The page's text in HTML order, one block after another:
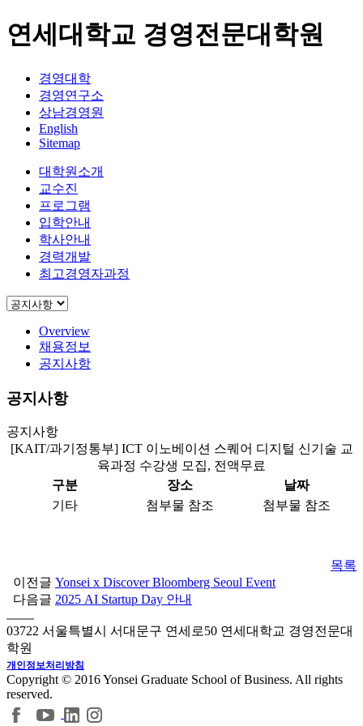
연세대학교 경영전문대학원
경영대학
경영연구소
상남경영원
English
Sitemap
대학원소개
교수진
프로그램
입학안내
학사안내
경력개발
최고경영자과정
Overview
채용정보
공지사항
공지사항
공지사항
[KAIT/과기정통부] ICT 이노베이션 스퀘어 디지털 신기술 교
육과정 수강생 모집, 전액무료
구분
장소
날짜
기타
첨부물 참조 첨부물 참조
목록
이전글 Yonsei x Discover Bloomberg Seoul Event
다음글 2025 AI Startup Day 안내
03722 서울특별시 서대문구 연세로50 연세대학교 경영전문대
학원
개인정보처리방침
Copyright © 2016 Yonsei Graduate School of Business. All rights
reserved.